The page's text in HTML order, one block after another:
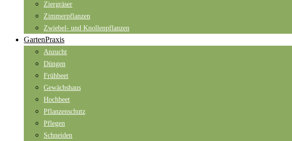
Ziergräser
Zimmerpflanzen
Zwiebel- und Knollenpflanzen
GartenPraxis
Anzucht
Düngen
Frühbeet
Gewächshaus
Hochbeet
Pflanzenschutz
Pflegen
Schneiden